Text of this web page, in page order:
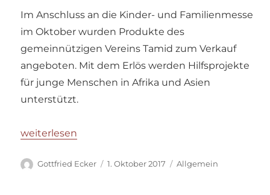
Im Anschluss an die Kinder- und Familienmesse
im Oktober wurden Produkte des
gemeinnützigen Vereins Tamid zum Verkauf
angeboten. Mit dem Erlös werden Hilfsprojekte
für junge Menschen in Afrika und Asien
unterstützt.
„Projektpräsentation TAMID am Sonntag, 01.
weiterlesen
Autor
Gottfried Ecker
Veröffentlicht
1. Oktober 2017 Kategorien
Allgemein